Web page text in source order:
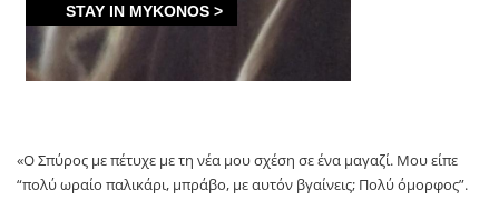
«Ο Σπύρος με πέτυχε με τη νέα μου σχέση σε ένα μαγαζί. Μου είπε
“πολύ ωραίο παλικάρι, μπράβο, με αυτόν βγαίνεις; Πολύ όμορφος”.